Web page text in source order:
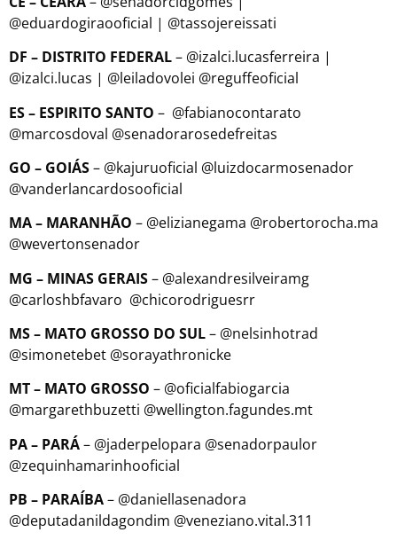
@eduardogiraooficial | @tassojereissati
DF – DISTRITO FEDERAL– @izalci.lucasferreira |
@izalci.lucas | @leiladovolei @reguffeoficial
ES – ESPIRITO SANTO – @fabianocontarato
@marcosdoval @senadorarosedefreitas
GO – GOIÁS– @kajuruoficial @luizdocarmosenador
@vanderlancardosooficial
MA – MARANHÃO – @elizianegama @robertorocha.ma
@wevertonsenador
MG – MINAS GERAIS– @alexandresilveiramg
@carloshbfavaro @chicorodriguesrr
MS – MATO GROSSO DO SUL– @nelsinhotrad
@simonetebet @sorayathronicke
MT – MATO GROSSO – @oficialfabiogarcia
@margarethbuzetti @wellington.fagundes.mt
PA – PARÁ– @jaderpelopara @senadorpaulor
@zequinhamarinhooficial
PB – PARAÍBA– @daniellasenadora
@deputadanildagondim @veneziano.vital.311